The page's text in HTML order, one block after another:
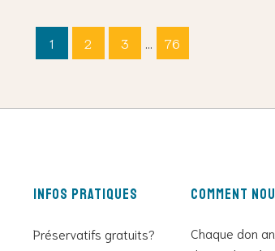
1 2 3 76
Infos pratiques
Préservatifs gratuits?
Comment
Chaque don